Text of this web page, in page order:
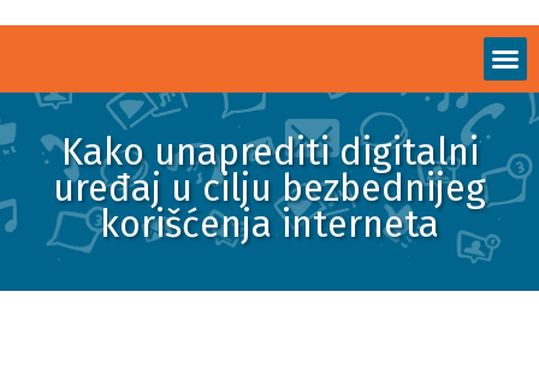
Kako unaprediti digitalni
uređaj u cilju bezbednijeg
korišćenja interneta